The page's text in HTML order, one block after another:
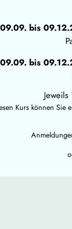
09.09. bis
09.09. bis
Kurs können Sie